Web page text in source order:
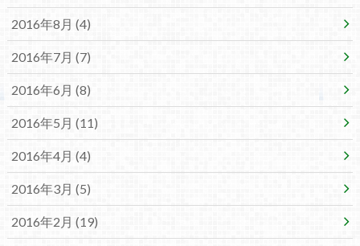
2016年8月 (4)
2016年7月 (7)
2016年6月 (8)
2016年5月 (11)
2016年4月 (4)
2016年3月 (5)
2016年2月 (19)